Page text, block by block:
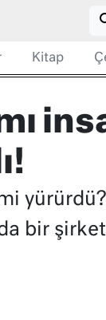
Kitap
yürürdü?
bir